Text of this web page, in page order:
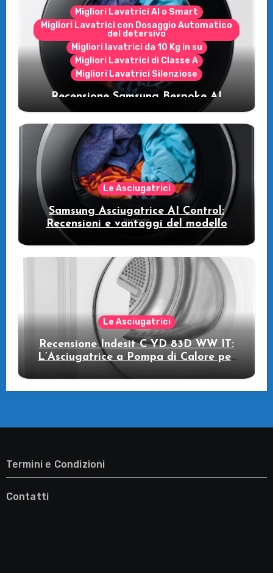
Migliori Lavatrici AI o Smart
Migliori Lavatrici con Dosaggio Automatico
del detersivo
Migliori lavatrici da 10 Kg in su
Migliori Lavatrici di Classe A
Migliori Lavatrici Silenziose
Recensione Samsung Bespoke AI
WW11DB7B94GE/U3: la lavatrice
intelligente che fa risparmiare
Le Asciugatrici
Samsung Asciugatrice AI Control:
Recensioni e vantaggi del modello
Le Asciugatrici
Recensione Indesit C YD 83D WW IT:
L’Asciugatrice a Pompa di Calore per
il Tuo Benessere
Termini e Condizioni
Contatti